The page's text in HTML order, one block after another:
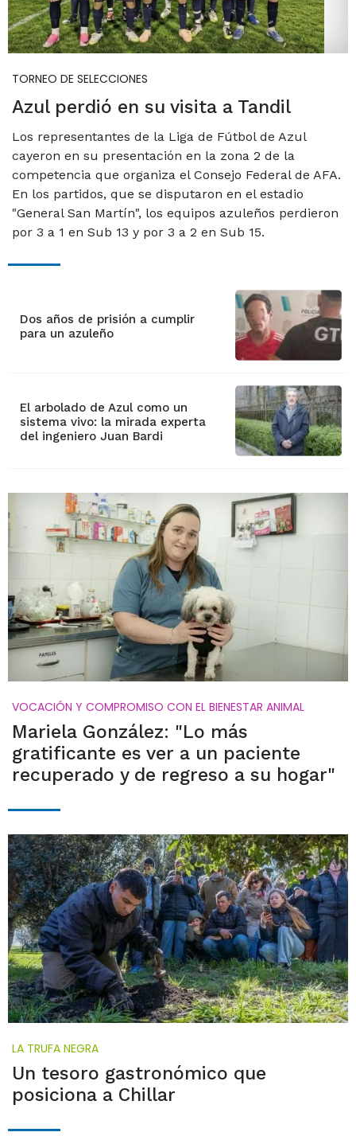
TORNEO DE SELECCIONES
Azul perdió en su visita a Tandil
Los representantes de la Liga de Fútbol de Azul
cayeron en su presentación en la zona 2 de la
competencia que organiza el Consejo Federal de AFA.
En los partidos, que se disputaron en el estadio
"General San Martín", los equipos azuleños perdieron
por 3 a 1 en Sub 13 y por 3 a 2 en Sub 15.
Dos años de prisión a cumplir
para un azuleño
El arbolado de Azul como un
sistema vivo: la mirada experta
del ingeniero Juan Bardi
VOCACIÓN Y COMPROMISO CON EL BIENESTAR ANIMAL
Mariela González: "Lo más
gratificante es ver a un paciente
recuperado y de regreso a su hogar"
LA TRUFA NEGRA
Un tesoro gastronómico que
posiciona a Chillar